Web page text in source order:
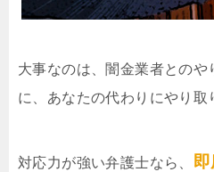
大事なのは、闇金業者とのや
に、あなたの代わりにやり取
対応力が強い弁護士なら、